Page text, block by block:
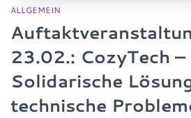
ALLGEMEIN
23.02.: CozyTech –
Solidarische
technische